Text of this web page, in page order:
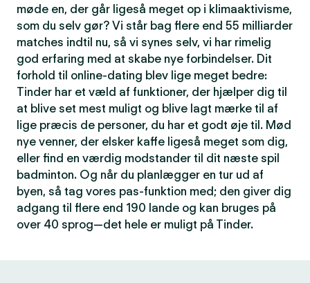
møde en, der går ligeså meget op i klimaaktivisme,
som du selv gør? Vi står bag flere end 55 milliarder
matches indtil nu, så vi synes selv, vi har rimelig
god erfaring med at skabe nye forbindelser. Dit
forhold til online-dating blev lige meget bedre:
Tinder har et væld af funktioner, der hjælper dig til
at blive set mest muligt og blive lagt mærke til af
lige præcis de personer, du har et godt øje til. Mød
nye venner, der elsker kaffe ligeså meget som dig,
eller find en værdig modstander til dit næste spil
badminton. Og når du planlægger en tur ud af
byen, så tag vores pas-funktion med; den giver dig
adgang til flere end 190 lande og kan bruges på
over 40 sprog—det hele er muligt på Tinder.